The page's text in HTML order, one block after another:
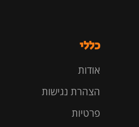
כללי
אודות
הצהרת נגישות
פרטיות